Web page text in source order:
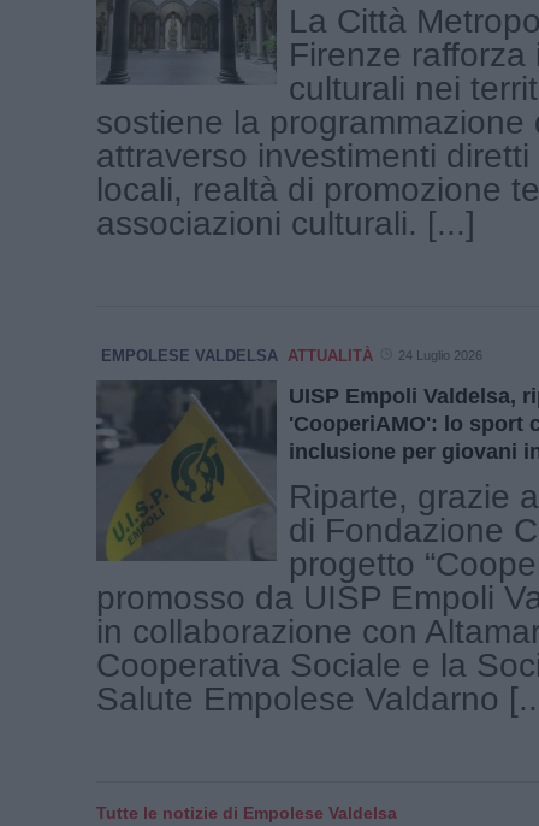
La Città
Firenze rafforza
culturali nei
sostiene la programmazione
attraverso investimenti
locali, realtà di promozione
associazioni culturali. [...]
EMPOLESE VALDELSA ATTUALITÀ 24 Luglio 2026
UISP Empoli Valdelsa,
'CooperiAMO': lo sport
inclusione per giovani
Riparte, grazie
di Fondazione
progetto
promosso da UISP Empoli
in collaborazione con
Cooperativa Sociale e la
Salute Empolese Valdarno
Tutte le notizie di Empolese Valdelsa